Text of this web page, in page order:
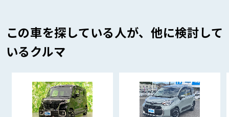
この車を探している人が、他に検討して
いるクルマ